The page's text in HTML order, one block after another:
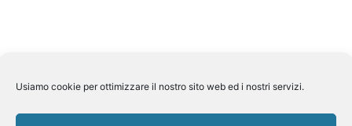
Usiamo cookie per ottimizzare il nostro sito web ed i nostri servizi.
Suite Travel byHelkin SrlVia Aurelio Saffi, 10 00015